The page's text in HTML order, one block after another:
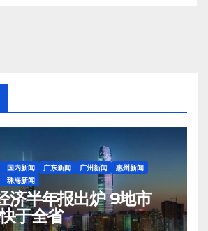
国内新闻 广东新闻 广州新闻
惠州新闻
珠海新闻
济半年报出炉 9地市
于全省